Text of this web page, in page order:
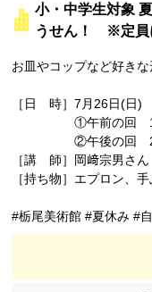
小・中学生対象
うせん！ ※定員
お皿やコップなど好きな
［日 時］7月26日(日)
①午前の回 10時
②午後の回 2時
［講 師］岡﨑宗男さん
［持ち物］エプロン、
#栃尾美術館 #夏休み #